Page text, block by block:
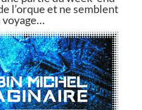
l’orque et ne semblent
voyage…